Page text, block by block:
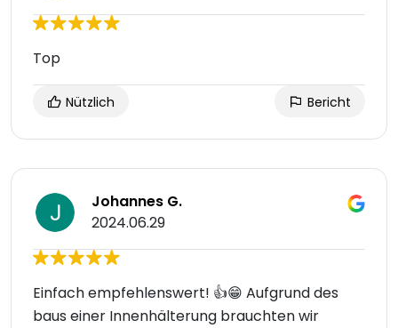
Top
Nützlich Bericht
Johannes G.
2024.06.29
Einfach empfehlenswert! 👍😁 Aufgrund des
baus einer Innenhälterung brauchten wir